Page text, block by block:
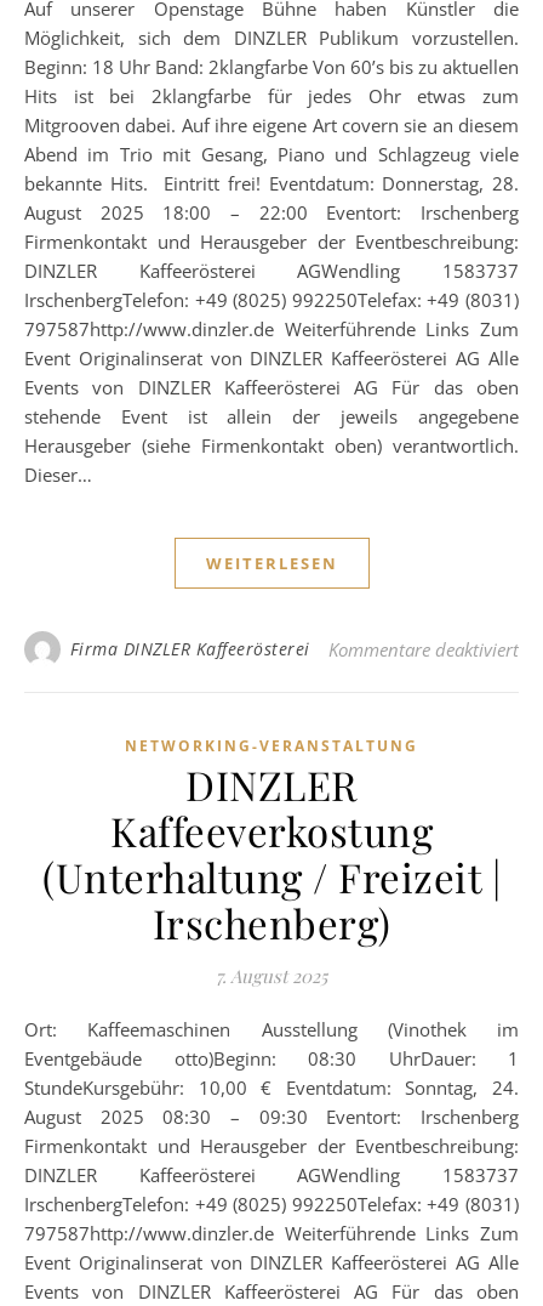
Auf unserer Openstage Bühne haben Künstler die
Möglichkeit, sich dem DINZLER Publikum vorzustellen.
Beginn: 18 Uhr Band: 2klangfarbe Von 60’s bis zu aktuellen
Hits ist bei 2klangfarbe für jedes Ohr etwas zum
Mitgrooven dabei. Auf ihre eigene Art covern sie an diesem
Abend im Trio mit Gesang, Piano und Schlagzeug viele
bekannte Hits. Eintritt frei! Eventdatum: Donnerstag, 28.
August 2025 18:00 – 22:00 Eventort: Irschenberg
Firmenkontakt und Herausgeber der Eventbeschreibung:
DINZLER Kaffeerösterei AGWendling 1583737
IrschenbergTelefon: +49 (8025) 992250Telefax: +49 (8031)
797587http://www.dinzler.de Weiterführende Links Zum
Event Originalinserat von DINZLER Kaffeerösterei AG Alle
Events von DINZLER Kaffeerösterei AG Für das oben
stehende Event ist allein der jeweils angegebene
Herausgeber (siehe Firmenkontakt oben) verantwortlich.
Dieser…
WEITERLESEN
Firma DINZLER Kaffeerösterei Kommentare deaktiviertfür
NETWORKING-VERANSTALTUNG
DINZLER
Kaffeeverkostung
(Unterhaltung / Freizeit |
Irschenberg)
7. August 2025
Ort: Kaffeemaschinen Ausstellung (Vinothek im
Eventgebäude otto)Beginn: 08:30 UhrDauer: 1
StundeKursgebühr: 10,00 € Eventdatum: Sonntag, 24.
August 2025 08:30 – 09:30 Eventort: Irschenberg
Firmenkontakt und Herausgeber der Eventbeschreibung:
DINZLER Kaffeerösterei AGWendling 1583737
IrschenbergTelefon: +49 (8025) 992250Telefax: +49 (8031)
797587http://www.dinzler.de Weiterführende Links Zum
Event Originalinserat von DINZLER Kaffeerösterei AG Alle
Events von DINZLER Kaffeerösterei AG Für das oben